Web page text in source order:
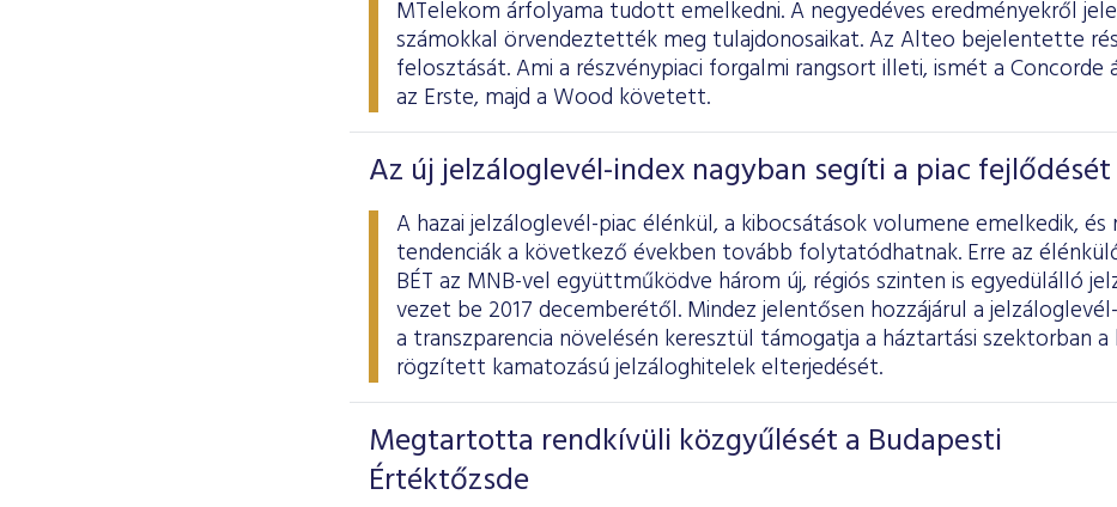
MTelekom árfolyama tudott emelkedni. A negyedéves eredményekről
számokkal örvendeztették meg tulajdonosaikat. Az Alteo bejelentette
felosztását. Ami a részvénypiaci forgalmi rangsort illeti, ismét a
az Erste, majd a Wood követett.
Az új jelzáloglevél-index nagyban segíti a piac fejlődését
A hazai jelzáloglevél-piac élénkül, a kibocsátások volumene emelkedik, és
tendenciák a következő években tovább folytatódhatnak. Erre az
BÉT az MNB-vel együttműködve három új, régiós szinten is egyedülálló
vezet be 2017 decemberétől. Mindez jelentősen hozzájárul a
a transzparencia növelésén keresztül támogatja a háztartási szektorban a
rögzített kamatozású jelzáloghitelek elterjedését.
Megtartotta rendkívüli közgyűlését a Budapesti
Értéktőzsde